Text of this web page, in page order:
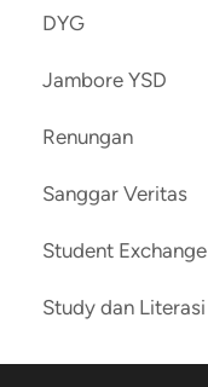
DYG
Jambore YSD
Renungan
Sanggar Veritas
Student Exchange
Study dan Literasi